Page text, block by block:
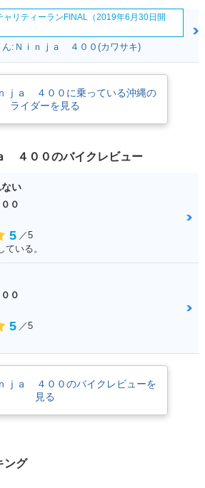
別・限定仕様
2019年 Ninja 400
2018年 Ninja 40
ンジ
n・特別・限定仕様
2017年 Ninja 40
ャリティーランFINAL（2019年6月30日開
ん:Ｎｉｎｊａ ４００(カワサキ)
ｊａ ４００に乗っている沖縄の
ライダーを見る
４００のバイクレビュー
い
０
5 ／5
いる。
０
5 ／5
ｊａ ４００のバイクレビューを
見る
ング